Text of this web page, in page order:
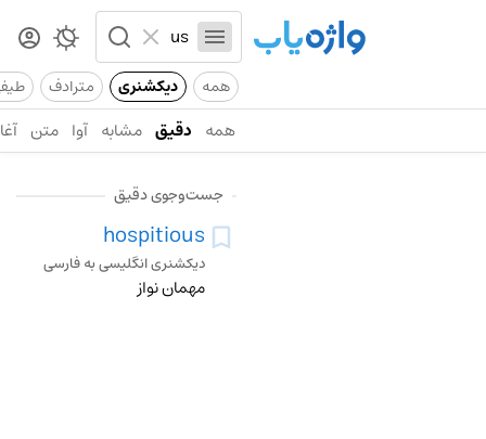
همه دیکشنری مترادف
همه دقیق مشابه آوا متن
جست‌وجوی دقیق
hospitious
دیکشنری انگلیسی به فارسی
مهمان نواز